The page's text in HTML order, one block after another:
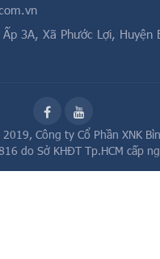
3A, Xã Phước Lợi, Huyện
Công ty Cổ Phần XNK
do Sở KHĐT Tp.HCM cấp